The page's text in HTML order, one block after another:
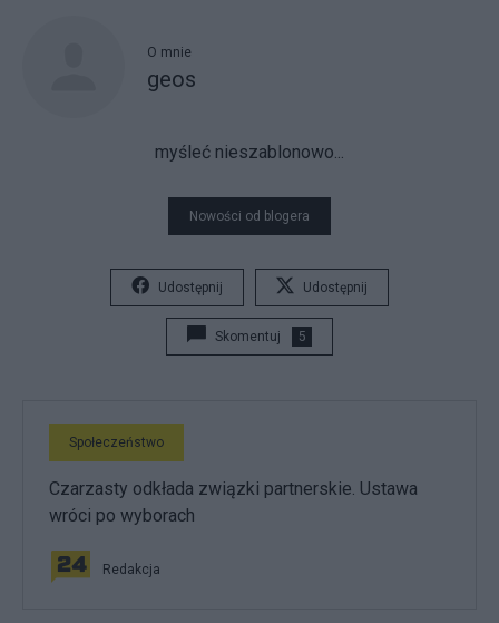
O mnie
geos
myśleć nieszablonowo...
Nowości od blogera
Udostępnij Udostępnij
Skomentuj 5
Społeczeństwo
Czarzasty odkłada związki partnerskie. Ustawa
wróci po wyborach
Redakcja